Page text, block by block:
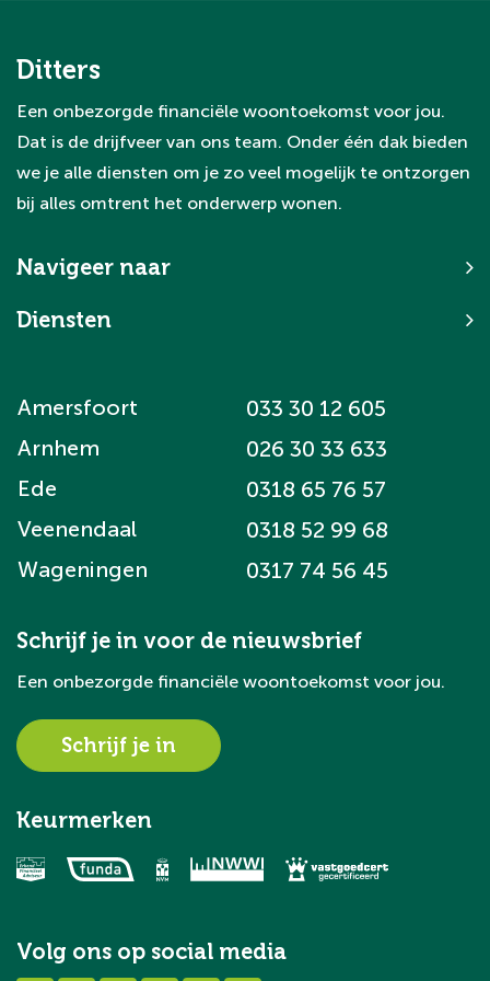
Ditters
Een onbezorgde financiële woontoekomst voor jou.
Dat is de drijfveer van ons team. Onder één dak bieden
we je alle diensten om je zo veel mogelijk te ontzorgen
bij alles omtrent het onderwerp wonen.
Navigeer naar
Diensten
Amersfoort
033 30 12 605
Arnhem
026 30 33 633
Ede
0318 65 76 57
Veenendaal
0318 52 99 68
Wageningen
0317 74 56 45
Schrijf je in voor de nieuwsbrief
Een onbezorgde financiële woontoekomst voor jou.
Schrijf je in
Keurmerken
Volg ons op social media